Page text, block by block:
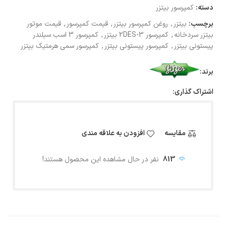
دسته: کمپرسور بیتزر
برچسب: بیتزر , روغن کمپرسور بیتزر , قیمت کمپرسور , قیمت موتور
بیتزر سردخانه, کمپرسور 2DES-3 بیتزر ,
کمپرسور 3 اسب سیلندر
پیستونی بیتزر , کمپرسور پیستونی بیتزر , کمپرسور سمی هرمتیک بیتزر
برند:
اشتراک گذاری:
مقایسه افزودن به علاقه مندی
813 نفر در حال مشاهده این محصول هستند!